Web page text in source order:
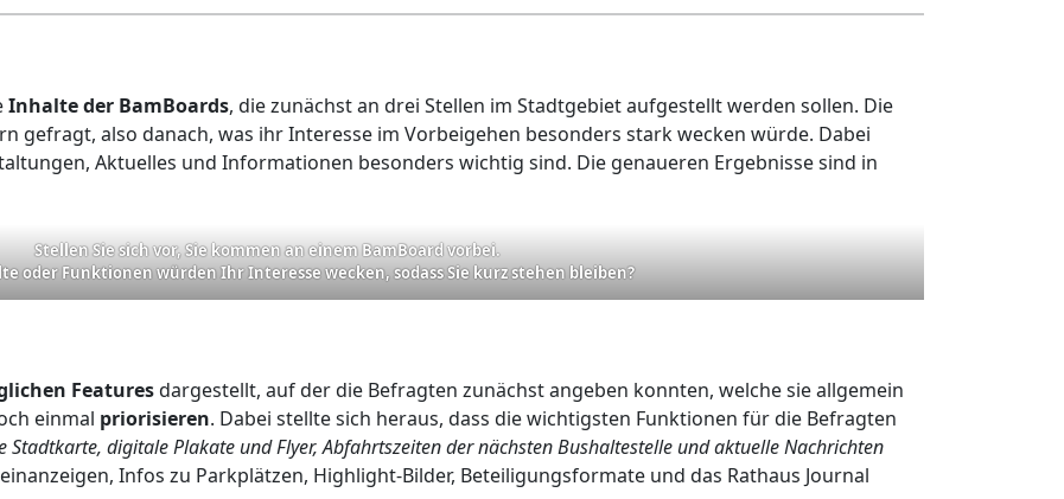
Inhalte der BamBoards, die zunächst an drei Stellen im Stadtgebiet aufgestellt werden sollen. Die
gefragt, also danach, was ihr Interesse im Vorbeigehen besonders stark wecken würde. Dabei
Aktuelles und Informationen besonders wichtig sind. Die genaueren Ergebnisse sind in
Stellen Sie sich vor, Sie kommen an einem BamBoard vorbei.
oder Funktionen würden Ihr Interesse wecken, sodass Sie kurz stehen bleiben?
Featuresdargestellt, auf der die Befragten zunächst angeben konnten, welche sie allgemein
einmal priorisieren. Dabei stellte sich heraus, dass die wichtigsten Funktionen für die Befragten
digitale Plakate und Flyer, Abfahrtszeiten der nächsten Bushaltestelle und aktuelle Nachrichten
Infos zu Parkplätzen, Highlight-Bilder, Beteiligungsformate und das Rathaus Journal